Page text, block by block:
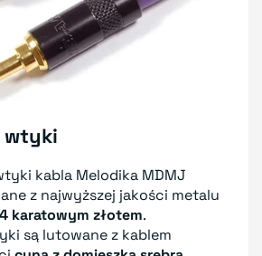
wtyki
kabla Melodika MDMJ
z najwyższej jakości metalu
karatowym złotem.
są lutowane z kablem